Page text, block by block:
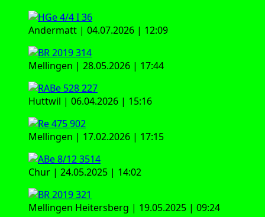
Andermatt | 04.07.2026 | 12:09
Mellingen | 28.05.2026 | 17:44
Huttwil | 06.04.2026 | 15:16
Mellingen | 17.02.2026 | 17:15
Chur | 24.05.2025 | 14:02
Mellingen Heitersberg | 19.05.2025 | 09:24